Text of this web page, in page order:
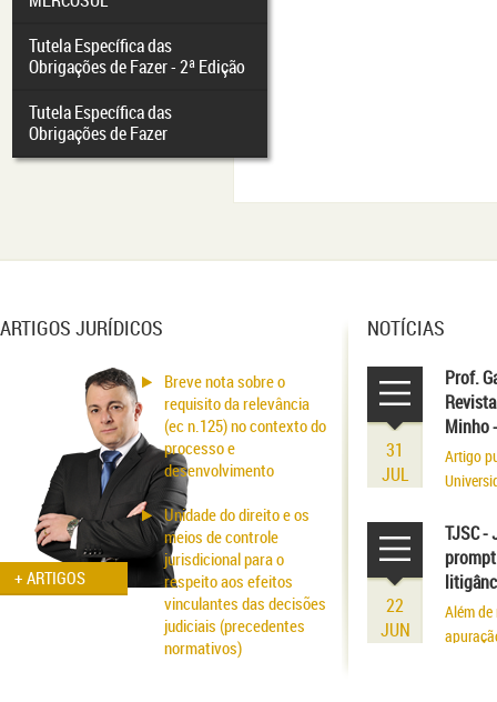
Tutela Específica das
Obrigações de Fazer - 2ª Edição
Tutela Específica das
Obrigações de Fazer
ARTIGOS JURÍDICOS
+ ARTIGOS
Breve nota sobre o
requisito da relevância
(ec n.125) no contexto do
processo e
desenvolvimento
Unidade do direito e os
meios de controle
jurisdicional para o
respeito aos efeitos
vinculantes das decisões
judiciais (precedentes
normativos)
NOTÍCIAS
31
JUL
Prof.
Minho
Artigo
22
JUN
TJSC -
Além